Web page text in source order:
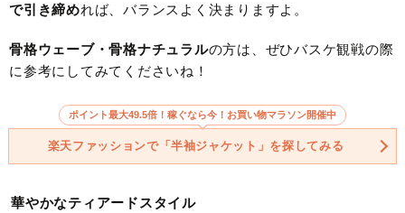
で引き締めれば、バランスよく決まりますよ。
骨格ウェーブ・骨格ナチュラルの方は、ぜひバスケ観戦の際
に参考にしてみてくださいね！
ポイント最大49.5倍！稼ぐなら今！お買い物マラソン開催中
楽天ファッションで「半袖ジャケット」を探してみる
華やかなティアードスタイル